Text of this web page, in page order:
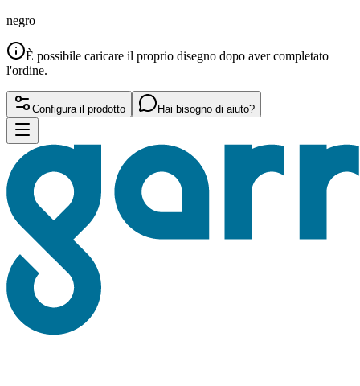
negro
È possibile caricare il proprio disegno dopo aver completato
l'ordine.
Configura il prodotto Hai bisogno di aiuto?